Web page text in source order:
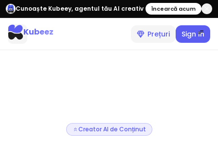
Cunoaște Kubeey, agentul tău AI creativ Încearcă acum
Prețuri Sign In
Kubeez
Creator AI de Conținut